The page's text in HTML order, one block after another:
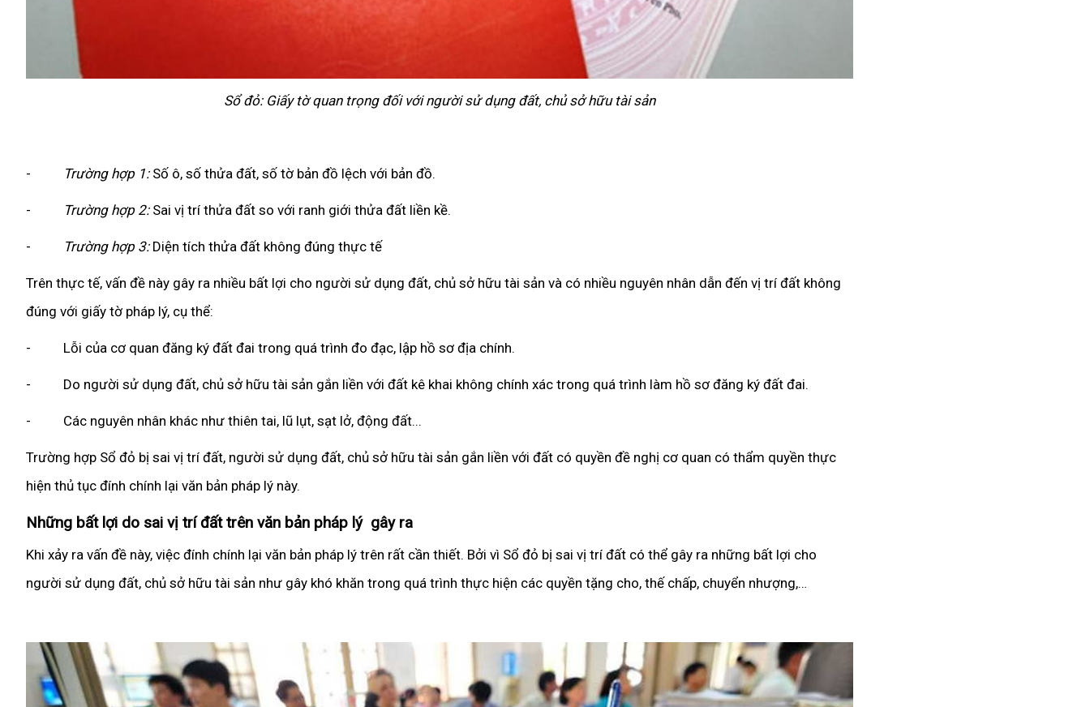
Sổ đỏ: Giấy tờ quan trọng đối với người sử dụng đất, chủ sở hữu tài sản
- Trường hợp 1:Số ô, số thửa đất, số tờ bản đồ lệch với bản đồ.
- Trường hợp 2:Sai vị trí thửa đất so với ranh giới thửa đất liền kề.
- Trường hợp 3:Diện tích thửa đất không đúng thực tế
Trên thực tế, vấn đề này gây ra nhiều bất lợi cho người sử dụng đất, chủ sở hữu tài sản và có nhiều nguyên nhân dẫn đến vị trí đất không
đúng với giấy tờ pháp lý, cụ thể:
- Lỗi của cơ quan đăng ký đất đai trong quá trình đo đạc, lập hồ sơ địa chính.
- Do người sử dụng đất, chủ sở hữu tài sản gắn liền với đất kê khai không chính xác trong quá trình làm hồ sơ đăng ký đất đai.
- Các nguyên nhân khác như thiên tai, lũ lụt, sạt lở, động đất...
Trường hợp Sổ đỏ bị sai vị trí đất, người sử dụng đất, chủ sở hữu tài sản gắn liền với đất có quyền đề nghị cơ quan có thẩm quyền thực
hiện thủ tục đính chính lại văn bản pháp lý này.
Những bất lợi do sai vị trí đất trên văn bản pháp lý gây ra
Khi xảy ra vấn đề này, việc đính chính lại văn bản pháp lý trên rất cần thiết. Bởi vì Sổ đỏ bị sai vị trí đất có thể gây ra những bất lợi cho
người sử dụng đất, chủ sở hữu tài sản như gây khó khăn trong quá trình thực hiện các quyền tặng cho, thế chấp, chuyển nhượng,…